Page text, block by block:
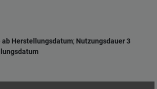
Herstellungsdatum; Nutzungsdauer 3